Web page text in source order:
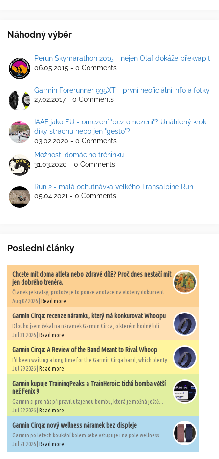
Náhodný výběr
Perun Skymarathon 2015 - nejen Olaf dokáže překvapit
06.05.2015 - 0 Comments
Garmin Forerunner 935XT - první neoficiální info a fotky
27.02.2017 - 0 Comments
IAAF jako EU - omezení "bez omezení"? Unáhlený krok
díky strachu nebo jen "gesto"?
03.02.2020 - 0 Comments
Možnosti domácího tréninku
31.03.2020 - 0 Comments
Run 2 - malá ochutnávka velkého Transalpine Run
05.04.2021 - 0 Comments
Poslední články
Chcete mít doma atleta nebo zdravé dítě? Proč dnes nestačí mít
jen dobrého trenéra.
Článek je krátký, protože je to pouze anotace na vložený dokument...
Aug 02 2026 | Read more
Garmin Cirqa: recenze náramku, který má konkurovat Whoopu
Dlouho jsem čekal na náramek Garmin Cirqa, o kterém hodně lidí...
Jul 31 2026 | Read more
Garmin Cirqa: A Review of the Band Meant to Rival Whoop
I'd been waiting a long time for the Garmin Cirqa band, which plenty...
Jul 29 2026 | Read more
Garmin kupuje TrainingPeaks a TrainHeroic: tichá bomba větší
než Fenix 9
Garmin si pro nás připravil utajenou bombu, která je možná ještě...
Jul 22 2026 | Read more
Garmin Cirqa: nový wellness náramek bez displeje
Garmin po letech koukání kolem sebe vstupuje i na pole wellness...
Jul 21 2026 | Read more